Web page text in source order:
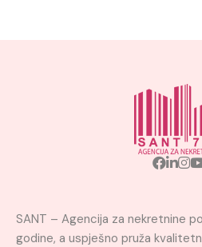
SANT – Agencija za nekretnine
godine, a uspješno pruža